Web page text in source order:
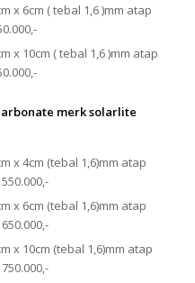
x 6cm ( tebal 1,6 )mm atap
x 10cm ( tebal 1,6 )mm atap
merk solarlite
x 4cm (tebal 1,6)mm atap
x 6cm (tebal 1,6)mm atap
x 10cm (tebal 1,6)mm atap